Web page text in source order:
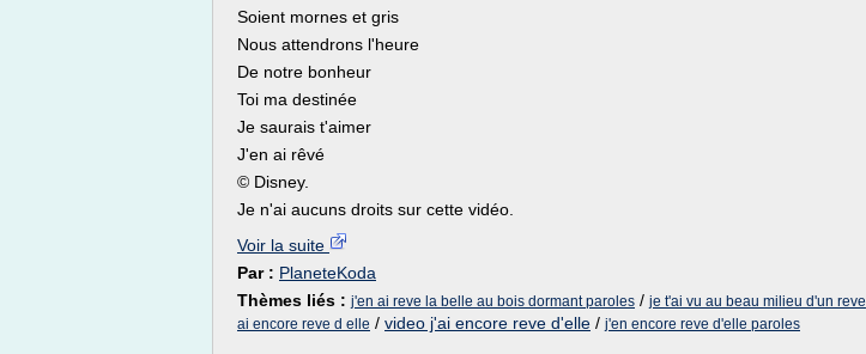
Soient mornes et gris
Nous attendrons l'heure
De notre bonheur
Toi ma destinée
Je saurais t'aimer
J'en ai rêvé
© Disney.
Je n'ai aucuns droits sur cette vidéo.
Voir la suite
Par : PlaneteKoda
Thèmes liés : j'en ai reve la belle au bois dormant paroles / je t'ai vu au beau milieu d'un reve
ai encore reve d elle / video j'ai encore reve d'elle / j'en encore reve d'elle paroles